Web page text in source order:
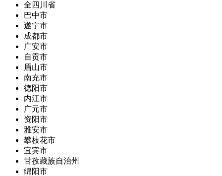
全四川省
巴中市
遂宁市
成都市
广安市
自贡市
眉山市
南充市
德阳市
内江市
广元市
资阳市
雅安市
攀枝花市
宜宾市
甘孜藏族自治州
绵阳市